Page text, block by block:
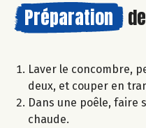
Préparation
Laver le concombre,
deux, et couper en
Dans une poêle, faire
chaude.